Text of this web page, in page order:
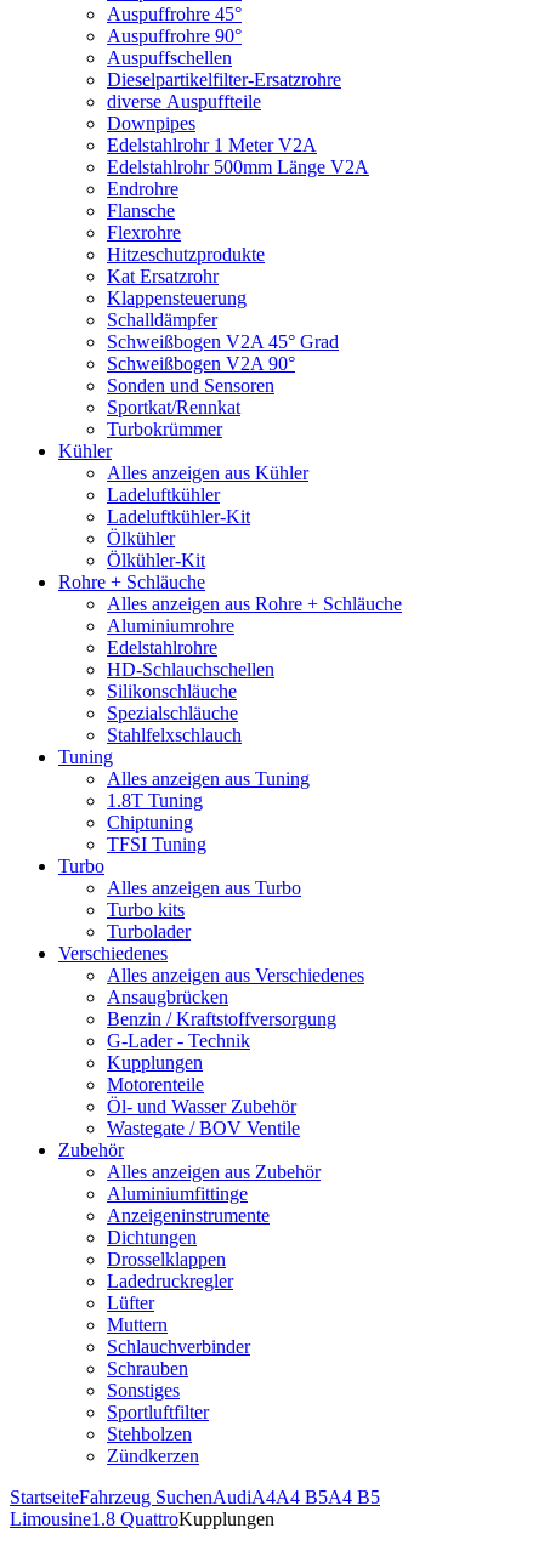
Auspuffrohre 45°
Auspuffrohre 90°
Auspuffschellen
Dieselpartikelfilter-Ersatzrohre
diverse Auspuffteile
Downpipes
Edelstahlrohr 1 Meter V2A
Edelstahlrohr 500mm Länge V2A
Endrohre
Flansche
Flexrohre
Hitzeschutzprodukte
Kat Ersatzrohr
Klappensteuerung
Schalldämpfer
Schweißbogen V2A 45° Grad
Schweißbogen V2A 90°
Sonden und Sensoren
Sportkat/Rennkat
Turbokrümmer
Kühler
Alles anzeigen aus Kühler
Ladeluftkühler
Ladeluftkühler-Kit
Ölkühler
Ölkühler-Kit
Rohre + Schläuche
Alles anzeigen aus Rohre + Schläuche
Aluminiumrohre
Edelstahlrohre
HD-Schlauchschellen
Silikonschläuche
Spezialschläuche
Stahlfelxschlauch
Tuning
Alles anzeigen aus Tuning
1.8T Tuning
Chiptuning
TFSI Tuning
Turbo
Alles anzeigen aus Turbo
Turbo kits
Turbolader
Verschiedenes
Alles anzeigen aus Verschiedenes
Ansaugbrücken
Benzin / Kraftstoffversorgung
G-Lader - Technik
Kupplungen
Motorenteile
Öl- und Wasser Zubehör
Wastegate / BOV Ventile
Zubehör
Alles anzeigen aus Zubehör
Aluminiumfittinge
Anzeigeninstrumente
Dichtungen
Drosselklappen
Ladedruckregler
Lüfter
Muttern
Schlauchverbinder
Schrauben
Sonstiges
Sportluftfilter
Stehbolzen
Zündkerzen
StartseiteFahrzeug SuchenAudiA4A4 B5A4 B5
Limousine1.8 QuattroKupplungen